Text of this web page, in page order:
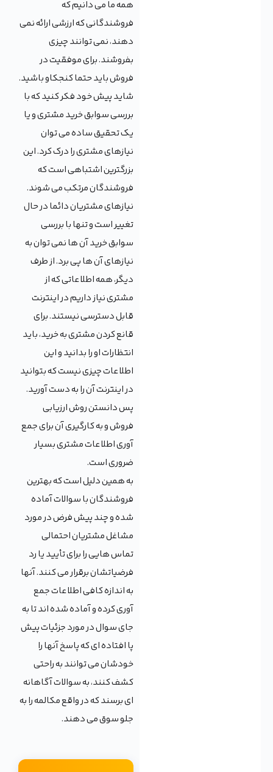
همه ما می دانیم که
فروشندگانی که ارزشی ارائه نمی
دهند، نمی توانند چیزی
بفروشند. برای موفقیت در
فروش باید حتما کنجکاو باشید.
شاید پیش خود فکر کنید که با
بررسی سوابق خرید مشتری و یا
یک تحقیق ساده می توان
نیازهای مشتری را درک کرد. این
بزرگترین اشتباهی است که
فروشندگان مرتکب می شوند.
نیازهای مشتریان دائما در حال
تغییر است و تنها با بررسی
سوابق خرید آن ها نمی توان به
نیازهای آن ها پی برد. از طرف
دیگر، همه اطلاعاتی که از
مشتری نیاز داریم در اینترنت
قابل دسترسی نیستند. برای
قانع کردن مشتری به خرید، باید
انتظارات او را بدانید و این
اطلاعات چیزی نیست که بتوانید
در اینترنت آن را به دست آورید.
پس دانستن روش ارزیابی
فروش و به کارگیری آن برای جمع
آوری اطلاعات مشتری بسیار
ضروری است.
به همین دلیل است که بهترین
فروشندگان با سوالات آماده
شده و چند پیش فرض در مورد
مشاغل مشتریان احتمالی
تماس هایی را برای تأیید یا رد
فرضیاتشان برقرار می کنند. آنها
به اندازه کافی اطلاعات جمع
آوری کرده و آماده شده اند تا به
جای سوال در مورد جزئیات پیش
پا افتاده ای که پاسخ آنها را
خودشان می توانند به راحتی
کشف کنند، به سوالات آگاهانه
ای برسند که در واقع مکالمه را به
جلو سوق می دهند.